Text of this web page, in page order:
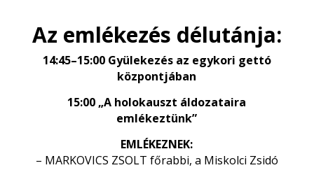
Az emlékezés délutánja:
14:45–15:00 Gyülekezés az egykori gettó
központjában
15:00 „A holokauszt áldozataira
emlékeztünk”
EMLÉKEZNEK:
– MARKOVICS ZSOLT főrabbi, a Miskolci Zsidó